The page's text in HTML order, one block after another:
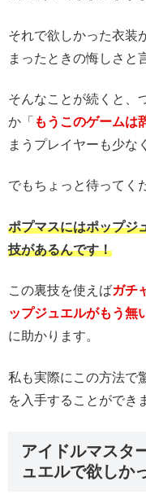
それで欲しかった衣装
まったときの悔しさと
そんなことが続くと、
か「 もうこのゲームは
まうプレイヤーも少な
でもちょっと待ってく
ポプマスにはポップジ
技があるんです！
この裏技を使えばガチ
ップジュエルがもう無
に助かります。
私も実際にこの方法で
を入手することができ
アイドルマスタ
ュエルで欲しか